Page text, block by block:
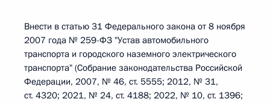
Внести в статью 31 Федерального закона от 8 ноября
2007 года № 259-ФЗ "Устав автомобильного
транспорта и городского наземного электрического
транспорта" (Собрание законодательства Российской
Федерации, 2007, № 46, ст. 5555; 2012, № 31,
ст. 4320; 2021, № 24, ст. 4188; 2022, № 10, ст. 1396;